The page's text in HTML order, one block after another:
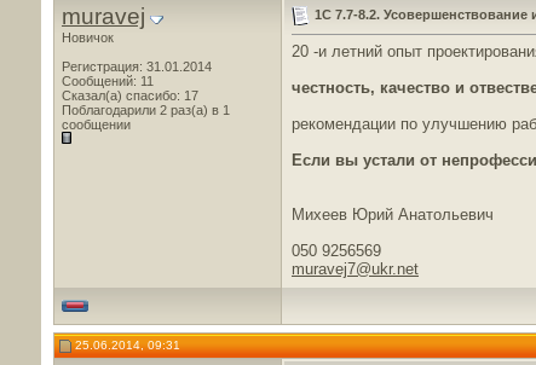
muravej
Новичок
Регистрация: 31.01.2014
Сообщений: 11
Сказал(а) спасибо: 17
Поблагодарили 2 раз(а) в 1
сообщении
1С 7.7-8.2. Усовершенствование
20 -и летний опыт
честность, качество и
рекомендации по улучшению
Если вы устали от
Михеев Юрий Анатольевич
050 9256569
muravej7@ukr.net
25.06.2014, 09:31